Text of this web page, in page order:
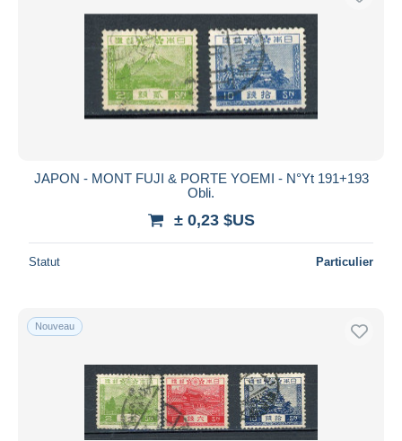
JAPON - MONT FUJI & PORTE YOEMI - N°Yt 191+193
Obli.
± 0,23 $US
Statut Particulier
Nouveau